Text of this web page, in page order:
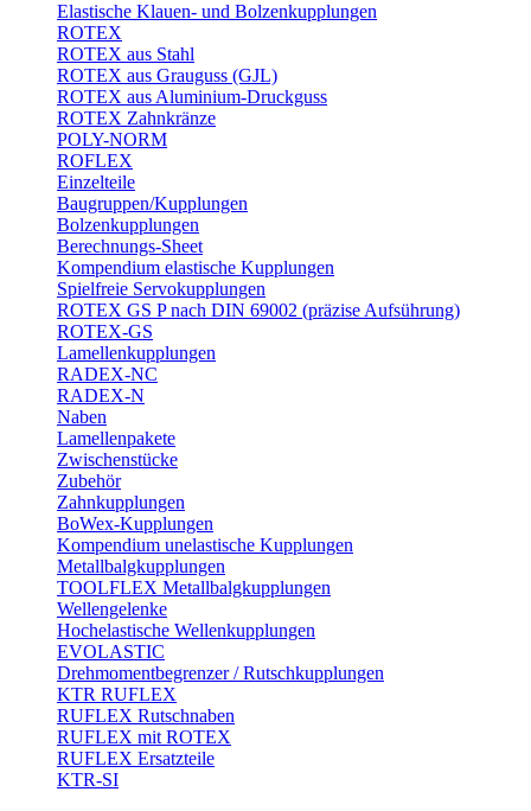
Elastische Klauen- und Bolzenkupplungen
ROTEX
ROTEX aus Stahl
ROTEX aus Grauguss (GJL)
ROTEX aus Aluminium-Druckguss
ROTEX Zahnkränze
POLY-NORM
ROFLEX
Einzelteile
Baugruppen/Kupplungen
Bolzenkupplungen
Berechnungs-Sheet
Kompendium elastische Kupplungen
Spielfreie Servokupplungen
ROTEX GS P nach DIN 69002 (präzise Aufsührung)
ROTEX-GS
Lamellenkupplungen
RADEX-NC
RADEX-N
Naben
Lamellenpakete
Zwischenstücke
Zubehör
Zahnkupplungen
BoWex-Kupplungen
Kompendium unelastische Kupplungen
Metallbalgkupplungen
TOOLFLEX Metallbalgkupplungen
Wellengelenke
Hochelastische Wellenkupplungen
EVOLASTIC
Drehmomentbegrenzer / Rutschkupplungen
KTR RUFLEX
RUFLEX Rutschnaben
RUFLEX mit ROTEX
RUFLEX Ersatzteile
KTR-SI